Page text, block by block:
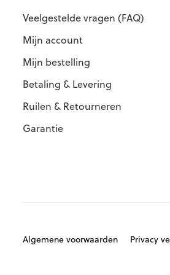
Veelgestelde vragen (FAQ)
Mijn account
Mijn bestelling
Betaling & Levering
Ruilen & Retourneren
Garantie
Algemene voorwaarden Privacy